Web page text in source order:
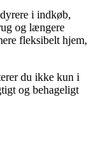
i indkøb,
og længere
fleksibelt hjem,
du ikke kun i
og behageligt